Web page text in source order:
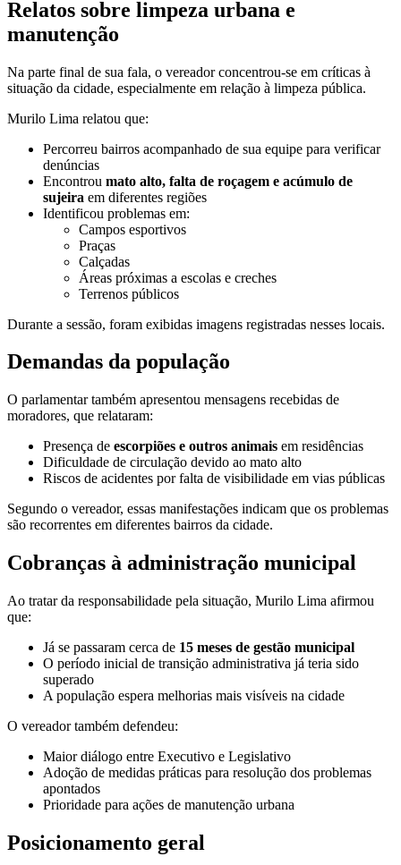
Relatos sobre limpeza urbana e
manutenção
Na parte final de sua fala, o vereador concentrou-se em críticas à
situação da cidade, especialmente em relação à limpeza pública.
Murilo Lima relatou que:
Percorreu bairros acompanhado de sua equipe para verificar
denúncias
Encontrou mato alto, falta de roçagem e acúmulo de
sujeira em diferentes regiões
Identificou problemas em:
Campos esportivos
Praças
Calçadas
Áreas próximas a escolas e creches
Terrenos públicos
Durante a sessão, foram exibidas imagens registradas nesses locais.
Demandas da população
O parlamentar também apresentou mensagens recebidas de
moradores, que relataram:
Presença de escorpiões e outros animais em residências
Dificuldade de circulação devido ao mato alto
Riscos de acidentes por falta de visibilidade em vias públicas
Segundo o vereador, essas manifestações indicam que os problemas
são recorrentes em diferentes bairros da cidade.
Cobranças à administração municipal
Ao tratar da responsabilidade pela situação, Murilo Lima afirmou
que:
Já se passaram cerca de 15 meses de gestão municipal
O período inicial de transição administrativa já teria sido
superado
A população espera melhorias mais visíveis na cidade
O vereador também defendeu:
Maior diálogo entre Executivo e Legislativo
Adoção de medidas práticas para resolução dos problemas
apontados
Prioridade para ações de manutenção urbana
Posicionamento geral